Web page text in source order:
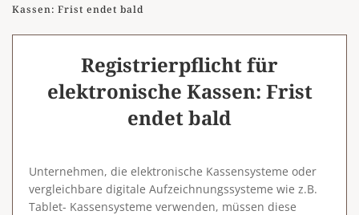
Kassen: Frist endet bald
Registrierpflicht für
elektronische Kassen: Frist
endet bald
Unternehmen, die elektronische Kassensysteme oder
vergleichbare digitale Aufzeichnungssysteme wie z.B.
Tablet- Kassensysteme verwenden, müssen diese